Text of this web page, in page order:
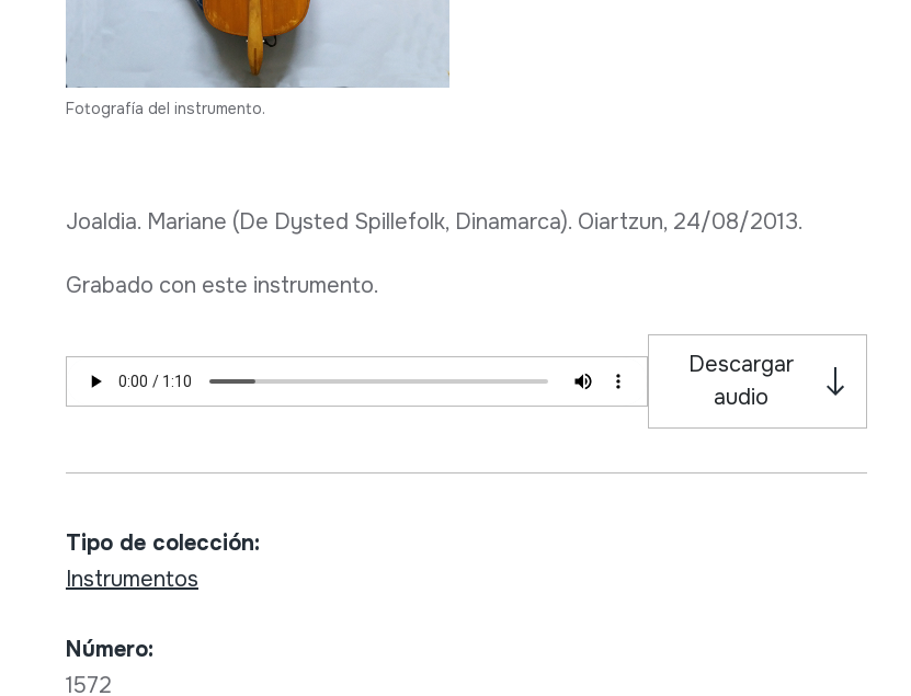
Fotografía del instrumento.
Joaldia. Mariane (De Dysted Spillefolk, Dinamarca). Oiartzun, 24/08/2013.
Grabado con este instrumento.
Descargar
audio
Tipo de colección:
Instrumentos
Número:
1572